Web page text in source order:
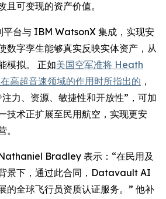
且可变现的资产价值。
台与 IBM WatsonX 集成，实现安
数字孪生能够真实反映实体资产，从
模拟。 正如美国空军准将 Heath
高超音速领域的作用时所指出的 ，
力、资源、敏捷性和开放性”，可加
技术正扩展至民用航空，实现更安
Bradley 表示：“在民用及
景下，通过此合同，Datavault AI
的全球飞行员资质认证服务。” 他补